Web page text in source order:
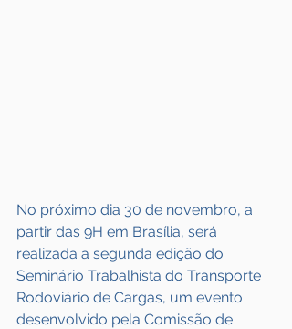
No próximo dia 30 de novembro, a
partir das 9H em Brasília, será
realizada a segunda edição do
Seminário Trabalhista do Transporte
Rodoviário de Cargas, um evento
desenvolvido pela Comissão de